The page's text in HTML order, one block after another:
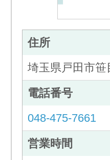
住所
埼玉県戸田市笹
電話番号
048-475-7661
営業時間